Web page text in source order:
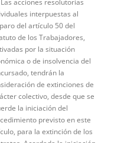
interpuestas al
del artículo 50 del
de los Trabajadores,
por la situación
o de insolvencia del
tendrán la
de extinciones de
colectivo, desde que se
la iniciación del
previsto en este
para la extinción de los